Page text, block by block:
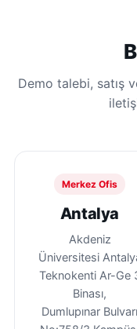
Demo talebi, satış
Merkez Ofis
Antalya
Akdeniz
Üniversitesi
Teknokenti Ar-Ge
Binası,
Dumlupınar Bulvarı